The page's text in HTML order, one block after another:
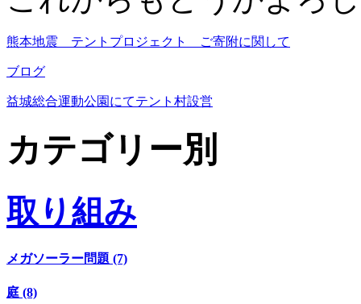
熊本地震 テントプロジェクト ご寄附に関して
ブログ
益城総合運動公園にてテント村設営
カテゴリー別
取り組み
メガソーラー問題 (7)
庭 (8)